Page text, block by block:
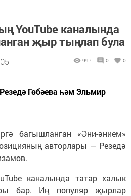
YouTube каналында
җыр тыңлап була
997 0 0
Гөбәева һәм Эльмир
багышланган «Әни-әнием»
авторлары — Резедә
каналында татар халык
бар. Иң популяр җырлар